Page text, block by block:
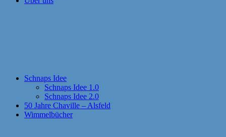
Schnaps Idee
Schnaps Idee 1.0
Schnaps Idee 2.0
50 Jahre Chaville – Alsfeld
Wimmelbücher